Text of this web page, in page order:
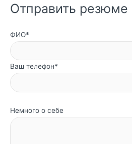
Отправить резюме
ФИО*
Ваш телефон*
Немного о себе